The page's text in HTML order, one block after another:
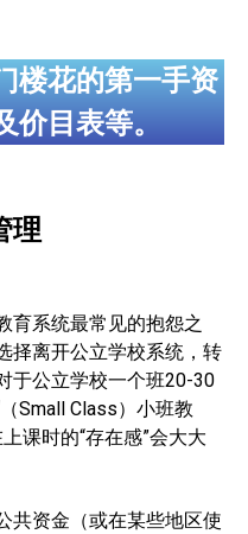
楼花的第一手资
价目表等。
理
育系统最常见的抱怨之
择离开公立学校系统，转
于公立学校一个班20-30
Small Class）小班教
课时的“存在感”会大大
共资金（或在某些地区使